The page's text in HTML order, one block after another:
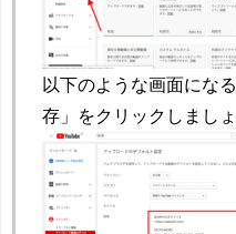
以下のような画面にな
存」をクリックしましょ